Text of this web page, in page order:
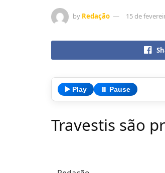
by Redação 15 de
▶️ Play ⏸️ Pause
Travestis são